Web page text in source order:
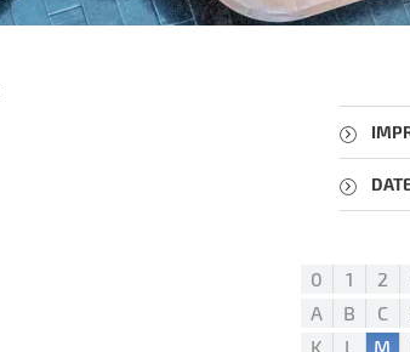
0 1 2
A
B C
K
L M